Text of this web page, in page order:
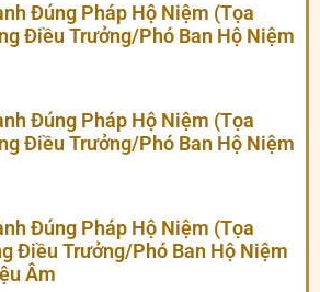
Đúng Pháp Hộ Niệm (Tọa
Điều Trưởng/Phó Ban Hộ Niệm
Đúng Pháp Hộ Niệm (Tọa
Điều Trưởng/Phó Ban Hộ Niệm
Đúng Pháp Hộ Niệm (Tọa
Điều Trưởng/Phó Ban Hộ Niệm
Âm